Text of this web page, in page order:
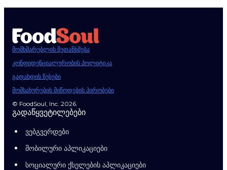
მომხმარებლის შეთანხმება
კონფიდენციალურობის პოლიტიკა
გადახდის წესები
მომსახურების მიწოდების პირობები
© FoodSoul, Inc. 2026.
გადაწყვეტილებები
ვებგვერდები
მობილური აპლიკაციები
სოციალური ქსელების აპლიკაციები